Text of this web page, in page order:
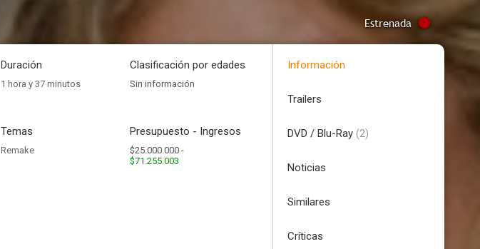
Estrenada
Duración
1 hora y 37 minutos
Clasificación por edades
Sin información
Temas
Remake
Presupuesto - Ingresos
$25.000.000 -
$71.255.003
Información
Trailers
DVD / Blu-Ray (2)
Noticias
Similares
Críticas